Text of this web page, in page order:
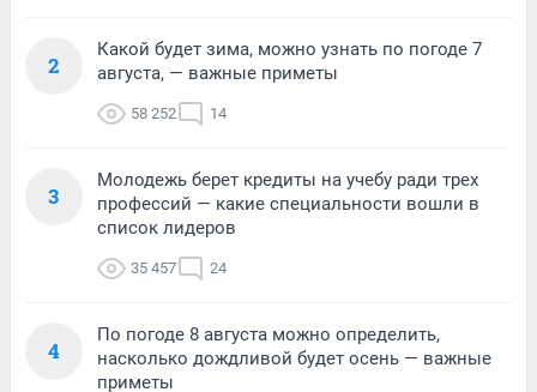
2
Какой будет зима, можно узнать по погоде 7
августа, — важные приметы
58 252 14
3
Молодежь берет кредиты на учебу ради трех
профессий — какие специальности вошли в
список лидеров
35 457 24
4
По погоде 8 августа можно определить,
насколько дождливой будет осень — важные
приметы